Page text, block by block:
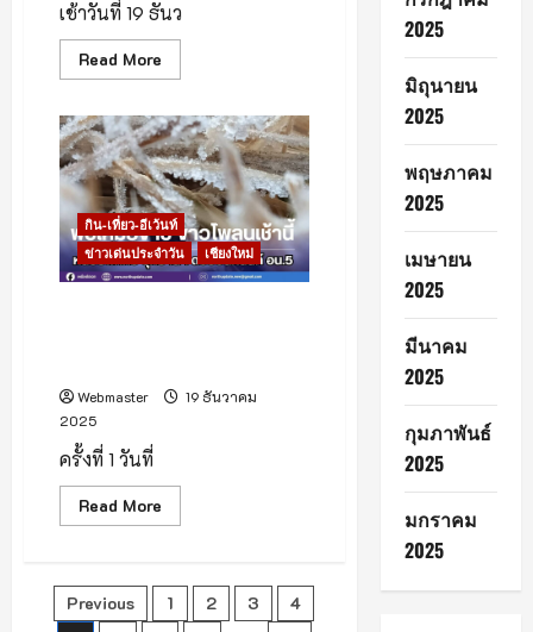
แม่
ปิง
เช้าวันที่ 19 ธันว
Read More
more
นี้
ดอย
อิน
ทน
นท์
หนาว
จัด
เย็น
เยือก
สุด
4
องศา
กิน-เที่ยว-อีเว้นท์
ข่าวเด่นประจำวัน
เชียงใหม่
Webmaster
19 ธันวาคม
2025
ครั้งที่ 1 วันที่
Read More
more
พบ
เหม
ย
Posts
Previous 1 2 3
4
2025
มิถุนายน
2025
พฤษภาคม
2025
เมษายน
2025
มีนาคม
2025
กุมภาพันธ์
2025
มกราคม
2025